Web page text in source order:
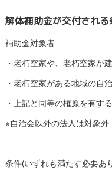
解体補助金が交付される
補助金対象者
・老朽空家や、老朽空家が
・老朽空家がある地域の自
・上記と同等の権原を有す
※自治会以外の法人は対象外
条件(いずれも満たす必要あ